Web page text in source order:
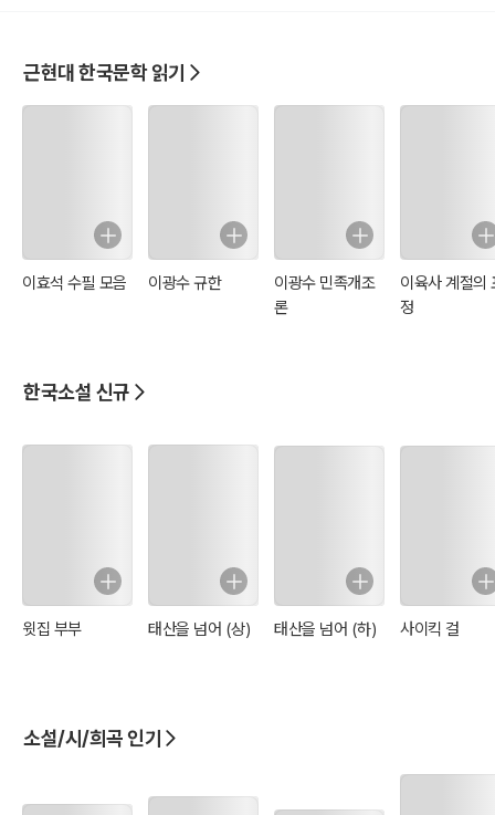
근현대 한국문학 읽기
이효석 수필 모음 이광수 규한
이광수 민족개조
론
이육사 계절의
정
한국소설 신규
윗집 부부 태산을 넘어 (상) 태산을 넘어 (하) 사이킥 걸
소설/시/희곡 인기